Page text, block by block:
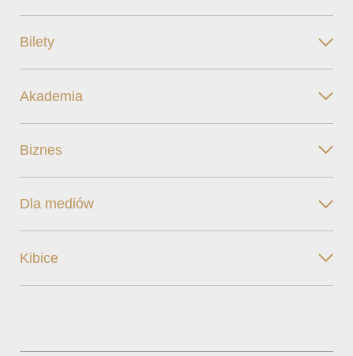
Bilety
Akademia
Biznes
Dla mediów
Kibice